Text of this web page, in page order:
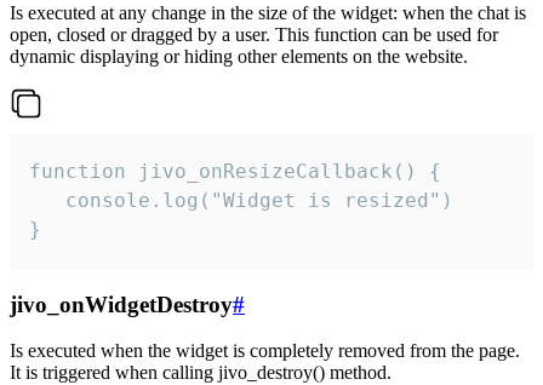
Is executed at any change in the size of the widget: when the chat is
open, closed or dragged by a user. This function can be used for
dynamic displaying or hiding other elements on the website.
function jivo_onResizeCallback() {
   console.log("Widget is resized")
}
jivo_onWidgetDestroy#
Is executed when the widget is completely removed from the page.
It is triggered when calling jivo_destroy() method.